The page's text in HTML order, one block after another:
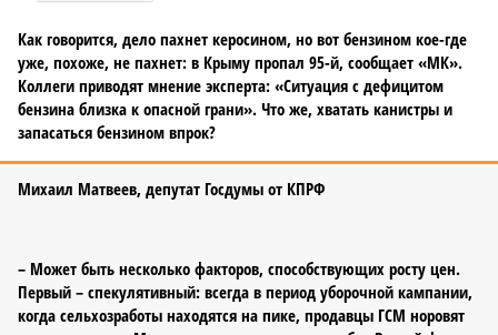
Как говорится, дело пахнет керосином, но вот бензином кое-где
уже, похоже, не пахнет: в Крыму пропал 95-й, сообщает «МК».
Коллеги приводят мнение эксперта: «Ситуация с дефицитом
бензина близка к опасной грани». Что же, хватать канистры и
запасаться бензином впрок?
Михаил Матвеев, депутат Госдумы от КПРФ
– Может быть несколько факторов, способствующих росту цен.
Первый – спекулятивный: всегда в период уборочной кампании,
когда сельхозработы находятся на пике, продавцы ГСМ норовят